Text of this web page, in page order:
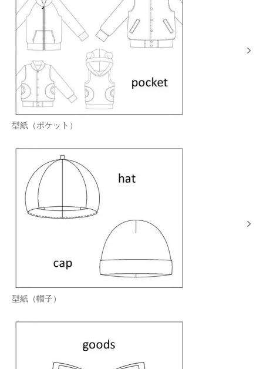
型紙（ポケット）
型紙（帽子）